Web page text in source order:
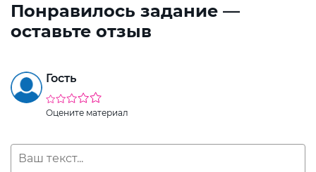
Понравилось задание —
оставьте отзыв
Гость
Оцените материал